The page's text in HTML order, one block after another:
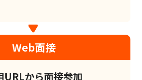
Web面接
URLから面接参加